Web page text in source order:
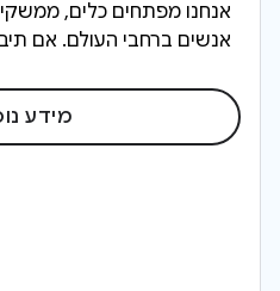
אנשים ברחבי העולם. אם
מידע